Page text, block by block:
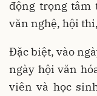
động trọng tâm
văn nghệ, hội
Đặc biệt, vào
ngày hội văn
viên và học